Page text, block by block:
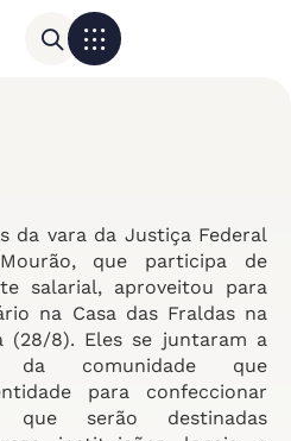
da vara da Justiça Federal
que participa de
salarial, aproveitou para
na Casa das Fraldas na
(28/8). Eles se juntaram a
da comunidade que
para confeccionar
que serão destinadas